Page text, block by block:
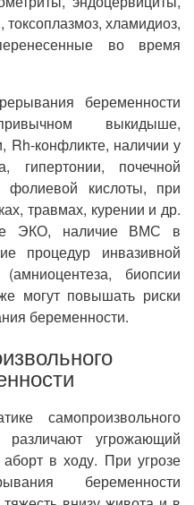
хламидиоз,
во время
беременности
выкидыше,
Rh-конфликте, наличии у
гипертонии, почечной
фолиевой кислоты, при
травмах, курении и др.
ЭКО, наличие ВМС в
процедур инвазивной
(амниоцентеза, биопсии
могут повышать риски
беременности.
самопроизвольного
различают угрожающий
в ходу. При угрозе
беременности